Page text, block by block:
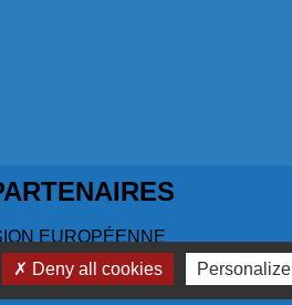
EUROPÉENNE
S'ENGAGE EN RÉGION
Deny all cookies Personalize